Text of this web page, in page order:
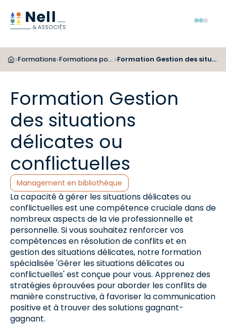
Aller au pied de page
Aller au menu
Aller au contenu
>Formations> Formations pour les bibliothécaires > Formation Gestion des situations délicates ou conflictuelles
Formation Gestion
des situations
délicates ou
conflictuelles
Catégories :
Management en bibliothèque
La capacité à gérer les situations délicates ou
conflictuelles est une compétence cruciale dans de
nombreux aspects de la vie professionnelle et
personnelle. Si vous souhaitez renforcer vos
compétences en résolution de conflits et en
gestion des situations délicates, notre formation
spécialisée 'Gérer les situations délicates ou
conflictuelles' est conçue pour vous. Apprenez des
stratégies éprouvées pour aborder les conflits de
manière constructive, à favoriser la communication
positive et à trouver des solutions gagnant-
gagnant.